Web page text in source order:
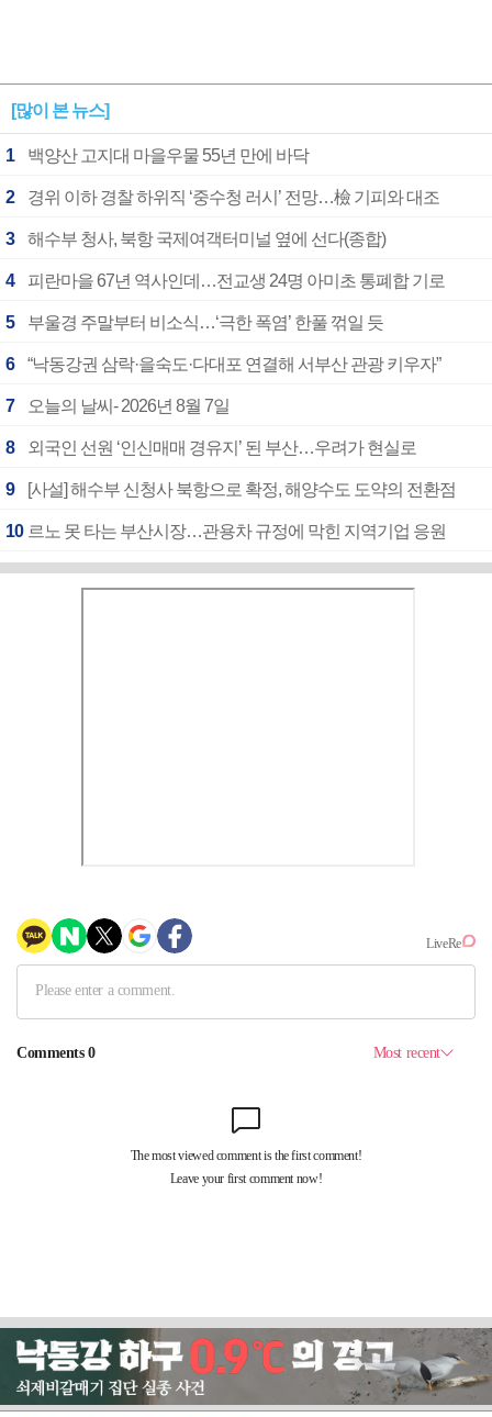
[많이 본 뉴스]
1 백양산 고지대 마을우물 55년 만에 바닥
2 경위 이하 경찰 하위직 ‘중수청 러시’ 전망…檢 기피와 대조
3 해수부 청사, 북항 국제여객터미널 옆에 선다(종합)
4 피란마을 67년 역사인데…전교생 24명 아미초 통폐합 기로
5 부울경 주말부터 비소식…‘극한 폭염’ 한풀 꺾일 듯
6 “낙동강권 삼락·을숙도·다대포 연결해 서부산 관광 키우자”
7 오늘의 날씨- 2026년 8월 7일
8 외국인 선원 ‘인신매매 경유지’ 된 부산…우려가 현실로
9 [사설] 해수부 신청사 북항으로 확정, 해양수도 도약의 전환점
10 르노 못 타는 부산시장…관용차 규정에 막힌 지역기업 응원